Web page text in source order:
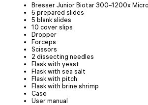
Bresser Junior Biotar 300–1200x
5 prepared slides
5 blank slides
10 cover slips
Dropper
Forceps
Scissors
2 dissecting needles
Flask with yeast
Flask with sea salt
Flask with pitch
Flask with brine shrimp
Case
User manual